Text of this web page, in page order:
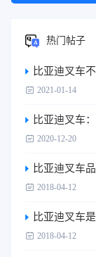
热门帖子
比亚迪叉车
2021-01-14
比亚迪叉车
2020-12-20
比亚迪叉车
2018-04-12
比亚迪叉车
2018-04-12